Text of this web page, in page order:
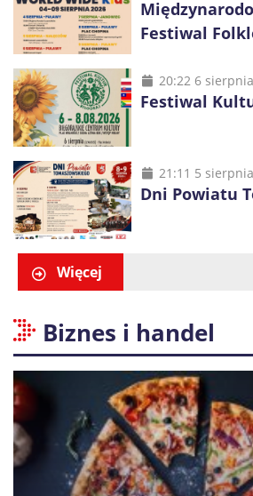
Festiwal
20:22 6
Festiwal
21:11 5
Dni Powiatu
Więcej
Biznes i handel